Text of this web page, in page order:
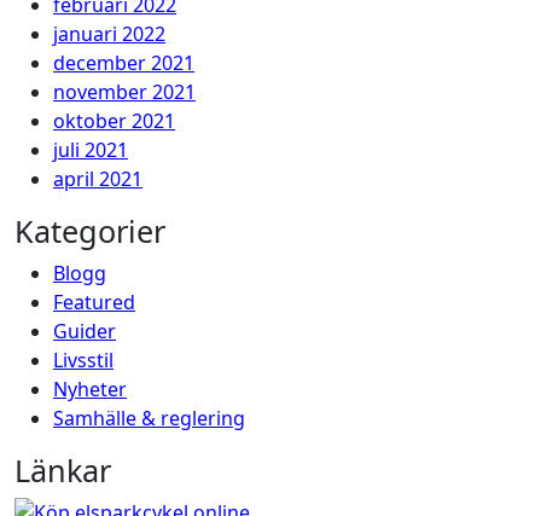
januari 2022
december 2021
november 2021
oktober 2021
juli 2021
april 2021
Kategorier
Blogg
Featured
Guider
Livsstil
Nyheter
Samhälle & reglering
Länkar